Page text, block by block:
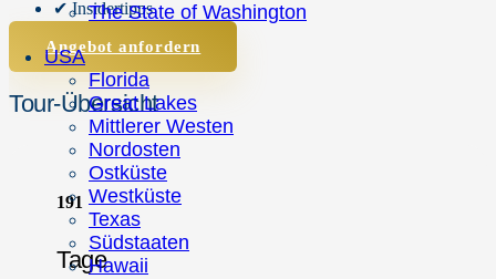
The State of Washington
USA
Florida
Great Lakes
Mittlerer Westen
Nordosten
Ostküste
Westküste
Texas
Südstaaten
Hawaii
✔ Insidertipps
Angebot anfordern
Tour-Übersicht
191
Tage